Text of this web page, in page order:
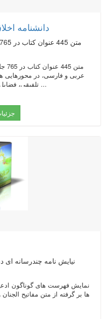
دانشنامه
عربی و فارسی، در محورهایی
تلفیقی، فضایل و رذایل، آداب، حقوق، فلسفه اخلاق و ...
نیایش نامه چندرسانه ای
نمایش فهرست های گوناگون
ها بر گرفته از متن مفاتیح